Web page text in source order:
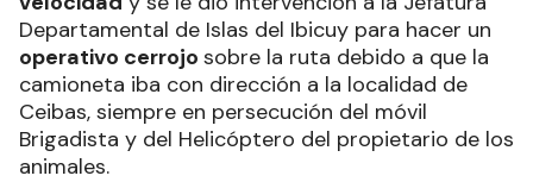
Departamental de Islas del Ibicuy para hacer un
operativo cerrojo sobre la ruta debido a que la
camioneta iba con dirección a la localidad de
Ceibas, siempre en persecución del móvil
Brigadista y del Helicóptero del propietario de los
animales.